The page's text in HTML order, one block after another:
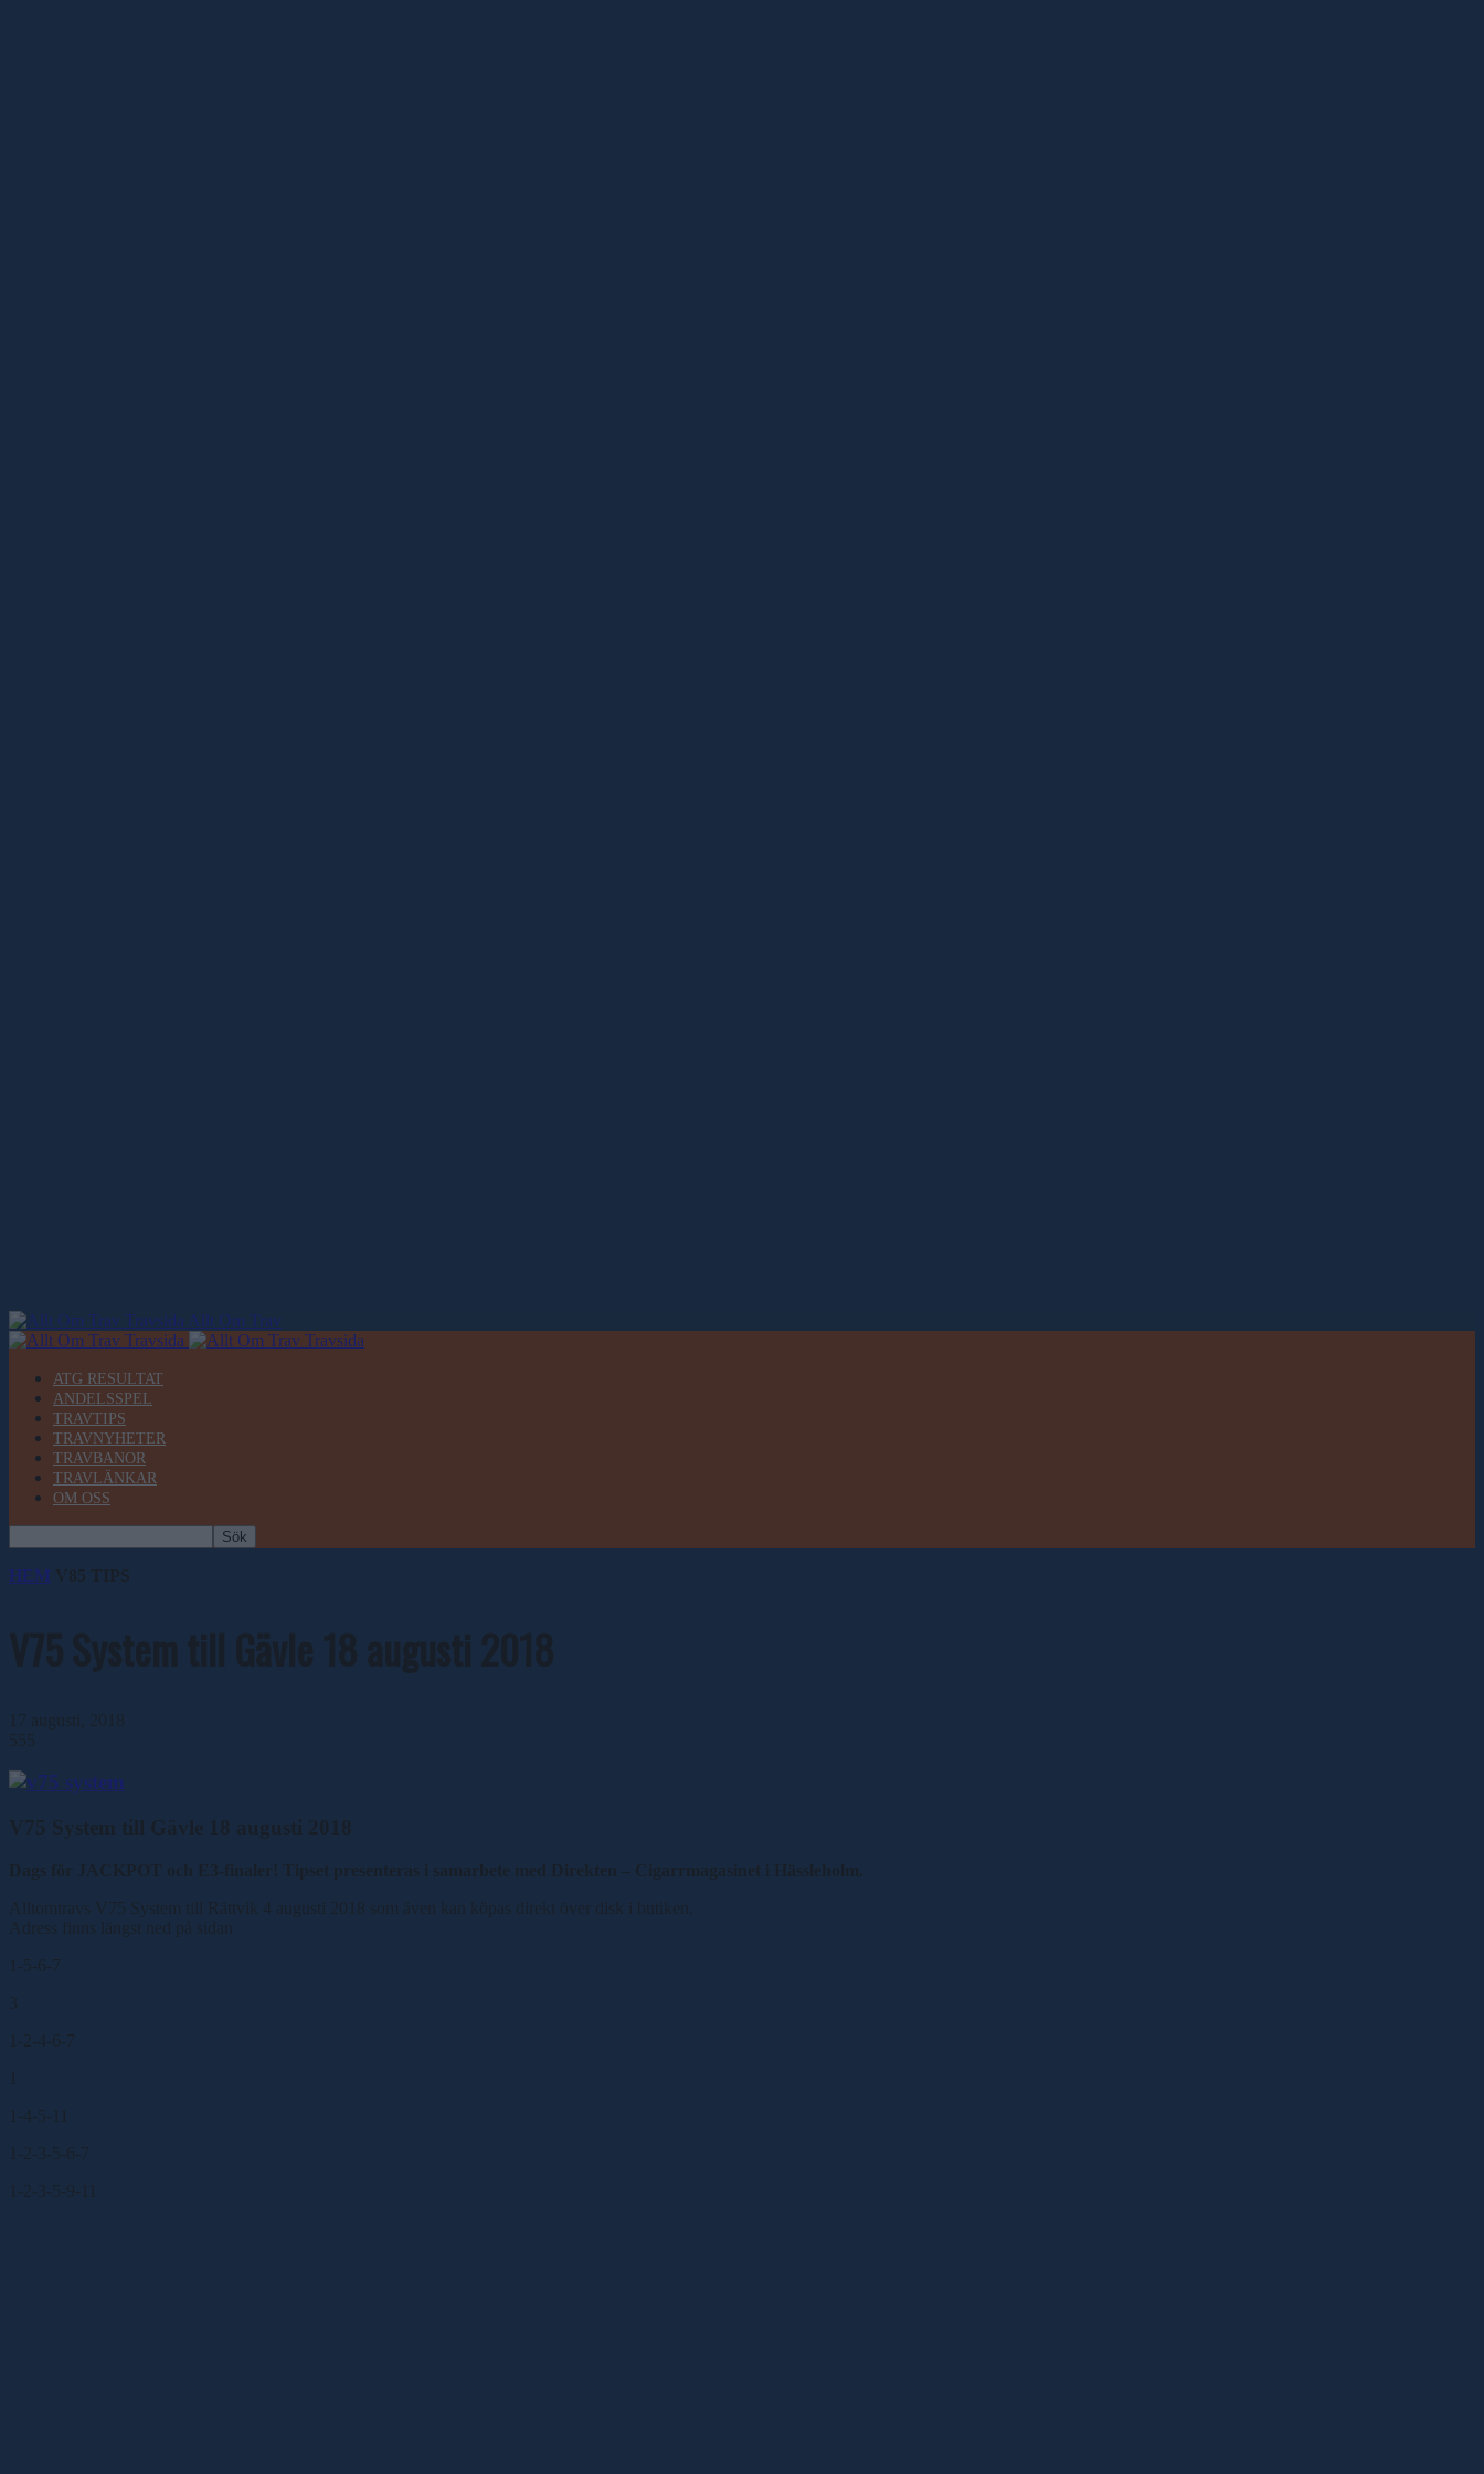
Allt Om Trav
ATG RESULTAT
ANDELSSPEL
TRAVTIPS
TRAVNYHETER
TRAVBANOR
TRAVLÄNKAR
OM OSS
HEM V85 TIPS
V75 System till Gävle 18 augusti 2018
17 augusti, 2018
555
V75 System till Gävle 18 augusti 2018
Dags för JACKPOT och E3-finaler! Tipset presenteras i samarbete med Direkten – Cigarrmagasinet i Hässleholm.
Alltomtravs V75 System till Rättvik 4 augusti 2018 som även kan köpas direkt över disk i butiken.
Adress finns längst ned på sidan
1-5-6-7
3
1-2-4-6-7
1-4-5-11
1-2-3-5-6-7
1-2-3-5-9-11